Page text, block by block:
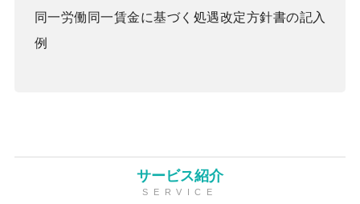
同一労働同一賃金に基づく処遇改定方針書の記入
例
サービス紹介
SERVICE